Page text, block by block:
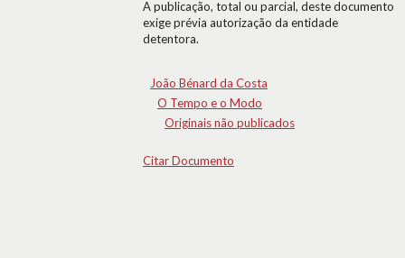
A publicação, total ou parcial, deste documento
exige prévia autorização da entidade
detentora.
João Bénard da Costa
O Tempo e o Modo
Originais não publicados
Citar Documento